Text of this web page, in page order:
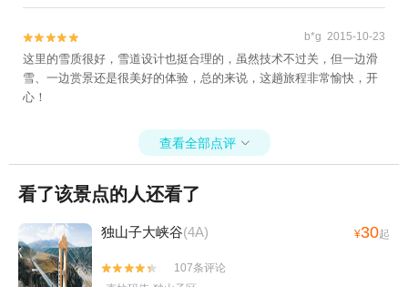

 b*g 2015-10-23
这里的雪质很好，雪道设计也挺合理的，虽然技术不过关，但一边滑
雪、一边赏景还是很美好的体验，总的来说，这趟旅程非常愉快，开
心！
查看全部点评 
看了该景点的人还看了
独山子大峡谷(4A) ¥30起


107条评论